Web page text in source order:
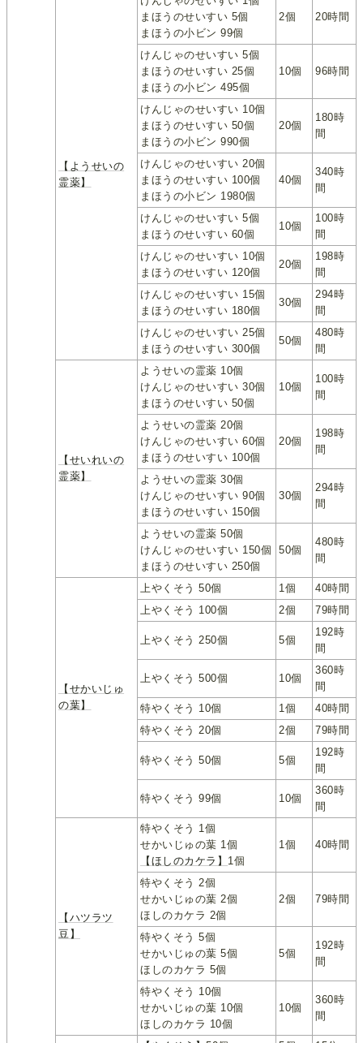
【ようせいの
霊薬】
まほうのせいすい 5個
まほうの小ビン 99個
2個 20時間
けんじゃのせいすい 5個
まほうのせいすい 25個
まほうの小ビン 495個
10個 96時間
けんじゃのせいすい 10個
まほうのせいすい 50個
まほうの小ビン 990個
20個
180時
間
けんじゃのせいすい 20個
まほうのせいすい 100個
まほうの小ビン 1980個
40個
340時
間
けんじゃのせいすい 5個
まほうのせいすい 60個
10個
100時
間
けんじゃのせいすい 10個
まほうのせいすい 120個
20個
198時
間
けんじゃのせいすい 15個
まほうのせいすい 180個
30個
294時
間
けんじゃのせいすい 25個
まほうのせいすい 300個
50個
480時
間
【せいれいの
霊薬】
ようせいの霊薬 10個
けんじゃのせいすい 30個
まほうのせいすい 50個
10個
100時
間
ようせいの霊薬 20個
けんじゃのせいすい 60個
まほうのせいすい 100個
20個
198時
間
ようせいの霊薬 30個
けんじゃのせいすい 90個
まほうのせいすい 150個
30個
294時
間
ようせいの霊薬 50個
けんじゃのせいすい 150個
まほうのせいすい 250個
50個
480時
間
【せかいじゅ
の葉】
上やくそう 50個 1個
40時間
上やくそう 100個
2個 79時間
上やくそう 250個 5個
192時
間
上やくそう 500個 10個
360時
間
特やくそう 10個
1個
40時間
特やくそう 20個
2個 79時間
特やくそう 50個 5個
192時
間
特やくそう 99個 10個
360時
間
【ハツラツ
豆】
特やくそう 1個
せかいじゅの葉 1個
【ほしのカケラ】 1個
1個 40時間
特やくそう 2個
せかいじゅの葉 2個
ほしのカケラ 2個
2個 79時間
特やくそう 5個
せかいじゅの葉 5個
ほしのカケラ 5個
5個
192時
間
特やくそう 10個
せかいじゅの葉 10個
ほしのカケラ 10個
10個
360時
間